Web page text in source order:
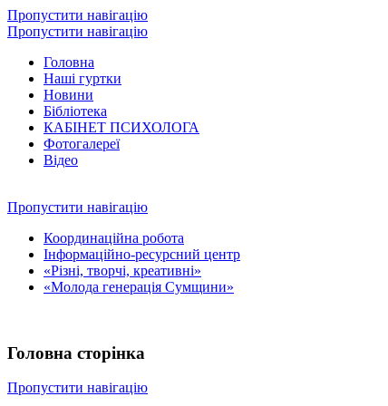
Пропустити навігацію
Пропустити навігацію
Головна
Наші гуртки
Новини
Бібліотека
КАБІНЕТ ПСИХОЛОГА
Фотогалереї
Відео
Пропустити навігацію
Координаційна робота
Інформаційно-ресурсний центр
«Різні, творчі, креативні»
«Молода генерація Сумщини»
Головна сторінка
Пропустити навігацію